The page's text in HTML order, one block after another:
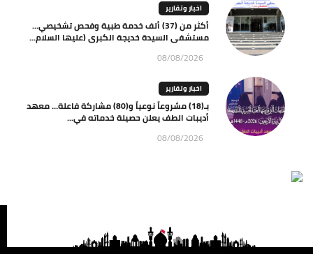
اخبار وتقارير
أكثر من (37) ألف خدمة طبية وفحص تشخيصي…
مستشفى السيدة خديجة الكبرى (عليها السلام...
08/08/2026
اخبار وتقارير
بـ(18) مشروعاً نوعياً و(80) مشاركة فاعلة… معهد
أديبات الطف يعلن حصيلة خدماته في...
08/08/2026